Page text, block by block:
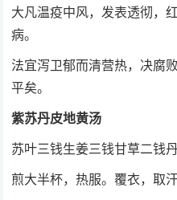
大凡温疫中风，发表透彻，
病。
法宜泻卫郁而清营热，决腐
平矣。
紫苏丹皮地黄汤
苏叶三钱生姜三钱甘草二钱
煎大半杯，热服。覆衣，取汗